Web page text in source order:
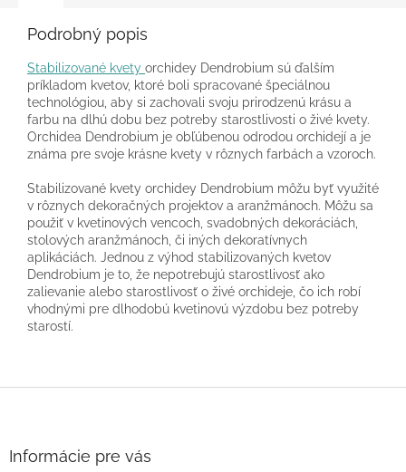
Podrobný popis
Stabilizované kvety orchidey Dendrobium sú ďalším
príkladom kvetov, ktoré boli spracované špeciálnou
technológiou, aby si zachovali svoju prirodzenú krásu a
farbu na dlhú dobu bez potreby starostlivosti o živé kvety.
Orchidea Dendrobium je obľúbenou odrodou orchidejí a je
známa pre svoje krásne kvety v rôznych farbách a vzoroch.
Stabilizované kvety orchidey Dendrobium môžu byť využité
v rôznych dekoračných projektov a aranžmánoch. Môžu sa
použiť v kvetinových vencoch, svadobných dekoráciách,
stolových aranžmánoch, či iných dekoratívnych
aplikáciách. Jednou z výhod stabilizovaných kvetov
Dendrobium je to, že nepotrebujú starostlivosť ako
zalievanie alebo starostlivosť o živé orchideje, čo ich robí
vhodnými pre dlhodobú kvetinovú výzdobu bez potreby
starostí.
Informácie pre vás